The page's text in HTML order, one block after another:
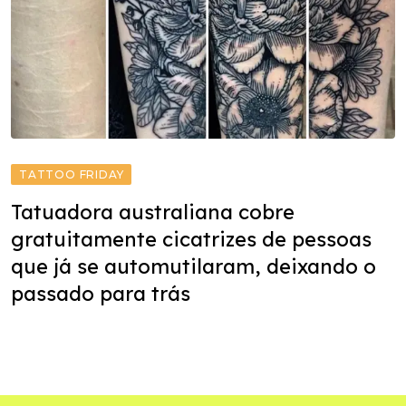
TATTOO FRIDAY
Tatuadora australiana cobre
gratuitamente cicatrizes de pessoas
que já se automutilaram, deixando o
passado para trás